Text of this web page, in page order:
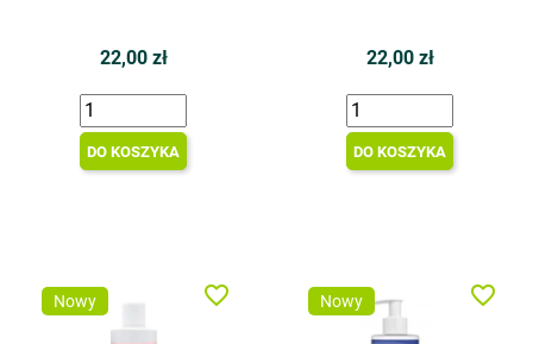
22,00 zł
DO KOSZYKA
22,00 zł
DO KOSZYKA
Nowy favorite_border Nowy favorite_border